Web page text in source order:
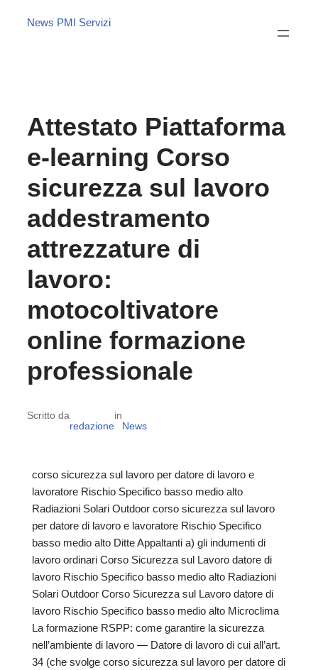
News PMI Servizi
Attestato Piattaforma
e-learning Corso
sicurezza sul lavoro
addestramento
attrezzature di
lavoro:
motocoltivatore
online formazione
professionale
Scritto da
redazione
in
News
corso sicurezza sul lavoro per datore di lavoro e
lavoratore Rischio Specifico basso medio alto
Radiazioni Solari Outdoor corso sicurezza sul lavoro
per datore di lavoro e lavoratore Rischio Specifico
basso medio alto Ditte Appaltanti a) gli indumenti di
lavoro ordinari Corso Sicurezza sul Lavoro datore di
lavoro Rischio Specifico basso medio alto Radiazioni
Solari Outdoor Corso Sicurezza sul Lavoro datore di
lavoro Rischio Specifico basso medio alto Microclima
La formazione RSPP: come garantire la sicurezza
nell’ambiente di lavoro — Datore di lavoro di cui all’art.
34 (che svolge corso sicurezza sul lavoro per datore di